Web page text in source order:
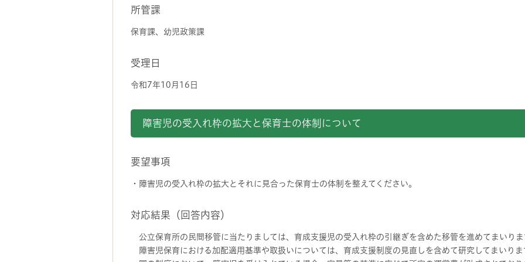
所管課
保育課、幼児政策課
受理日
令和7年10月16日
障害児の受入れ枠の拡大と保育士の体制について
要望事項
・障害児の受入れ枠の拡大とそれに見合った保育士の体制を整えてください。
対応結果（回答内容）
公立保育所の民間移管に当たりましては、育成支援児の受入れ枠の引継ぎを含めた移管を進めてまいりま
障害児保育における加配適用基準や取扱いについては、育成支援制度の見直しを含めて研究してまいりま